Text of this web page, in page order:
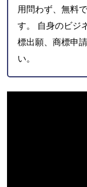
用問わず、無料
す。 自身のビジ
標出願、商標申
い。